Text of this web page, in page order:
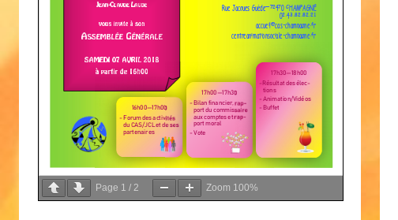
S
Page 1 / 2 Zoom 100%